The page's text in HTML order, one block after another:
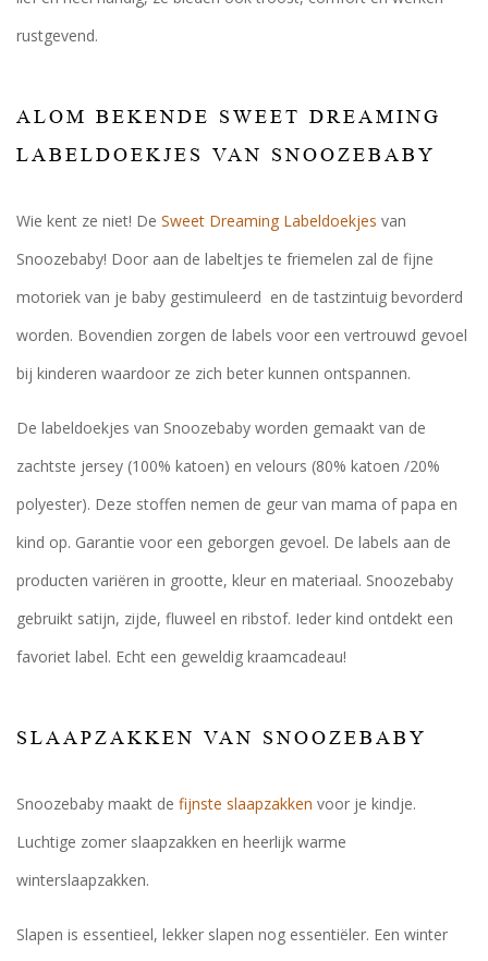
rustgevend.
ALOM BEKENDE SWEET DREAMING
LABELDOEKJES VAN SNOOZEBABY
Wie kent ze niet! De Sweet Dreaming Labeldoekjes van
Snoozebaby! Door aan de labeltjes te friemelen zal de fijne
motoriek van je baby gestimuleerd en de tastzintuig bevorderd
worden. Bovendien zorgen de labels voor een vertrouwd gevoel
bij kinderen waardoor ze zich beter kunnen ontspannen.
De labeldoekjes van Snoozebaby worden gemaakt van de
zachtste jersey (100% katoen) en velours (80% katoen /20%
polyester). Deze stoffen nemen de geur van mama of papa en
kind op. Garantie voor een geborgen gevoel. De labels aan de
producten variëren in grootte, kleur en materiaal. Snoozebaby
gebruikt satijn, zijde, fluweel en ribstof. Ieder kind ontdekt een
favoriet label. Echt een geweldig kraamcadeau!
SLAAPZAKKEN VAN SNOOZEBABY
Snoozebaby maakt de fijnste slaapzakken voor je kindje.
Luchtige zomer slaapzakken en heerlijk warme
winterslaapzakken.
Slapen is essentieel, lekker slapen nog essentiëler. Een winter